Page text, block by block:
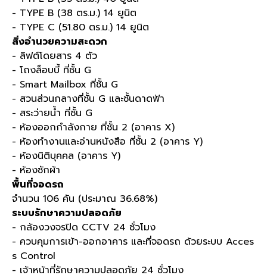
- TYPE B (38 ตร.ม.) 14 ยูนิต
- TYPE C (51.80 ตร.ม.) 14 ยูนิต
สิ่งอำนวยความสะดวก
- ลิฟต์โดยสาร 4 ตัว
- โถงล็อบบี้ ที่ชั้น G
- Smart Mailbox ที่ชั้น G
- สวนส่วนกลางที่ชั้น G และชั้นดาดฟ้า
- สระว่ายน้ำ ที่ชั้น G
- ห้องออกกำลังกาย ที่ชั้น 2 (อาคาร X)
- ห้องทำงานและอ่านหนังสือ ที่ชั้น 2 (อาคาร Y)
- ห้องนิติบุคคล (อาคาร Y)
- ห้องซักผ้า
พื้นที่จอดรถ
จำนวน 106 คัน (ประมาณ 36.68%)
ระบบรักษาความปลอดภัย
- กล้องวงจรปิด CCTV 24 ชั่วโมง
- ควบคุมการเข้า-ออกอาคาร และที่จอดรถ ด้วยระบบ Acces
s Control
- เจ้าหน้าที่รักษาความปลอดภัย 24 ชั่วโมง